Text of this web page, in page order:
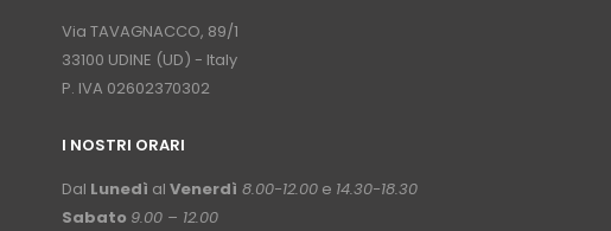
Via TAVAGNACCO, 89/1
33100 UDINE (UD) - Italy
P. IVA 02602370302
I NOSTRI ORARI
Dal Lunedì al Venerdì 8.00-12.00 e 14.30-18.30
Sabato 9.00 – 12.00